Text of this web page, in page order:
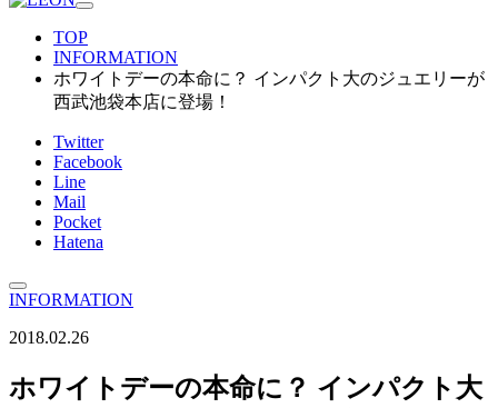
TOP
INFORMATION
ホワイトデーの本命に？ インパクト大のジュエリーが
西武池袋本店に登場！
Twitter
Facebook
Line
Mail
Pocket
Hatena
INFORMATION
2018.02.26
ホワイトデーの本命に？ インパクト大